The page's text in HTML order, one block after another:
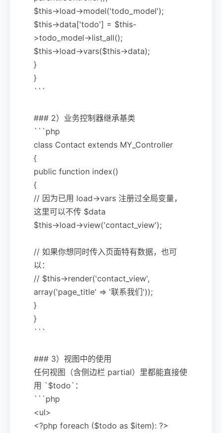
$this->load->model('todo_model');
$this->data['todo'] = $this-
>todo_model->list_all();
$this->load->vars($this->data);
}
}
```
### 2）业务控制器继承基类
```php
class Contact extends MY_Controller
{
public function index()
{
// 因为已用 load->vars 注册过全局变量，
这里可以不传 $data
$this->load->view('contact_view');
// 如果你想同时传入页面特有数据，也可
以：
// $this->render('contact_view',
array('page_title' => '联系我们'));
}
}
```
### 3）视图中的使用
任何视图（含侧边栏 partial）里都能直接使
用 `$todo`：
```php
<ul>
<?php foreach ($todo as $item): ?>